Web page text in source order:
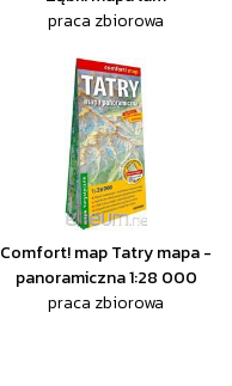
praca zbiorowa
Comfort! map Tatry mapa -
panoramiczna 1:28 000
praca zbiorowa